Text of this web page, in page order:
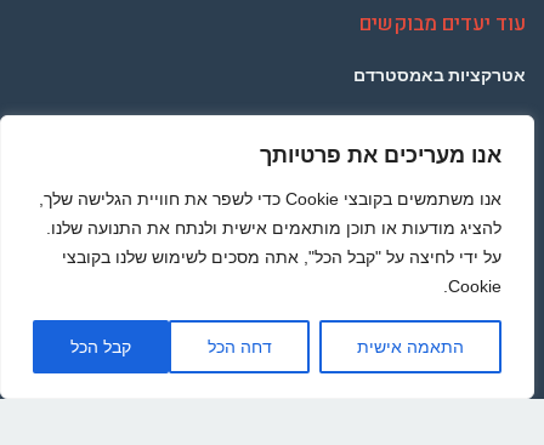
אנו מעריכים את פרטיותך
אנו משתמשים בקובצי Cookie כדי לשפר את חוויית הגלישה שלך,
להציג מודעות או תוכן מותאמים אישית ולנתח את התנועה שלנו.
על ידי לחיצה על "קבל הכל", אתה מסכים לשימוש שלנו בקובצי
Cookie.
התאמה אישית דחה הכל קבל הכל
עוד יעדים מבוקשים
אטרקציות באמסטרדם
אטרקציות בלונדון
אטרקציות ברומא